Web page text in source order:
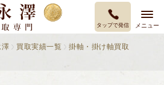
タップで発信 メニュー
澤 買取実績一覧
掛軸・掛け軸買取